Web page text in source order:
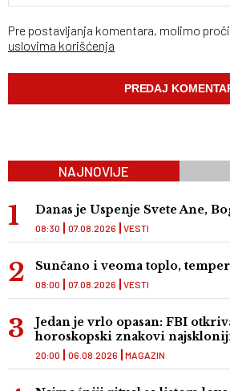
Pre postavljanja komentara, molimo
uslovima korišćenja
NAJNOVIJE
Danas je Uspenje Svete Ane,
VESTI
08:30 07.08.2026
Sunčano i veoma toplo,
VESTI
08:00 07.08.2026
Jedan je vrlo opasan: FBI
horoskopski znakovi
MAGAZIN
20:00 06.08.2026